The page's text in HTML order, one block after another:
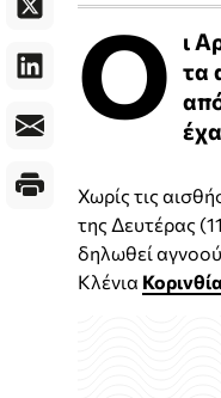
Ο ι
τα
Χωρίς τις
της Δευτέρας
δηλωθεί
Κλένια